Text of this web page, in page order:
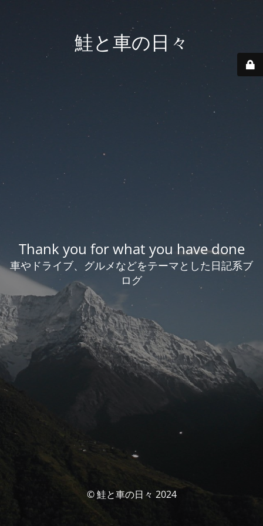
鮭と車の日々
Thank you for what you have done
車やドライブ、グルメなどをテーマとした日記系ブ
ログ
© 鮭と車の日々 2024